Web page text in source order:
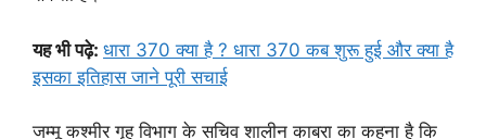
यह भी पढ़े: धारा 370 क्या है ? धारा 370 कब शुरू हुई और क्या है
इसका इतिहास जाने पूरी सचाई
जम्मू कश्मीर गृह विभाग के सचिव शालीन काबरा का कहना है कि